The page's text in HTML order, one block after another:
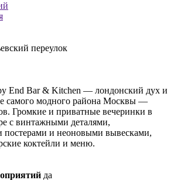
переулок
End Bar & Kitchen — лондонский дух и
самого модного района Москвы —
Громкие и приватные вечеринки в
с винтажными деталями,
и неоновыми вывесками,
коктейли и меню.
да